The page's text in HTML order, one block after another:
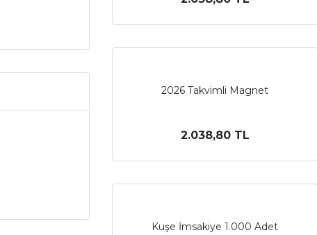
2026 Takvimli Magnet
2.038,80 TL
Kuşe İmsakiye 1.000 Adet